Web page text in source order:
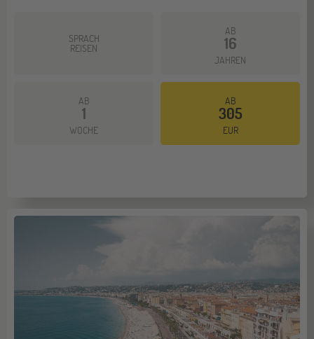
SPRACH
REISEN
AB
16
JAHREN
AB
1
WOCHE
AB
305
EUR